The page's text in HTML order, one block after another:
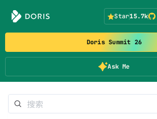
Doris Summit 26
Ask Me
Star15.7k